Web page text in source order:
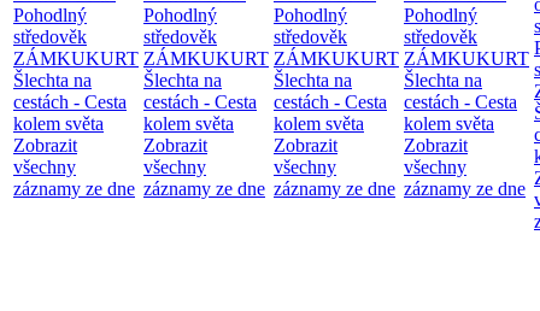
Pohodlný
středověk
ZÁMKUKURT
Šlechta na
cestách - Cesta
kolem světa
Zobrazit
všechny
záznamy ze dne
Pohodlný
středověk
ZÁMKUKURT
Šlechta na
cestách - Cesta
kolem světa
Zobrazit
všechny
záznamy ze dne
Pohodlný
středověk
ZÁMKUKURT
Šlechta na
cestách - Cesta
kolem světa
Zobrazit
všechny
záznamy ze dne
Pohodlný
středověk
ZÁMKUKURT
Šlechta na
cestách - Cesta
kolem světa
Zobrazit
všechny
záznamy ze dne